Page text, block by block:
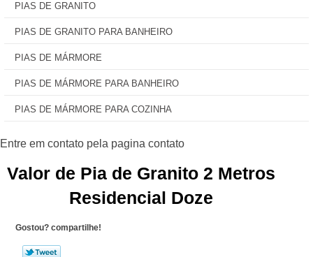
PIAS DE GRANITO
PIAS DE GRANITO PARA BANHEIRO
PIAS DE MÁRMORE
PIAS DE MÁRMORE PARA BANHEIRO
PIAS DE MÁRMORE PARA COZINHA
Valor de Pia de Granito 2 Metros
Residencial Doze
Gostou? compartilhe!